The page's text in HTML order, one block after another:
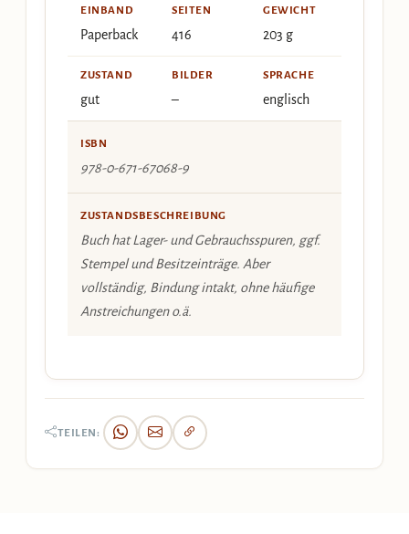
EINBAND
Paperback
SEITEN
416
GEWICHT
203 g
ZUSTAND
gut
BILDER
–
SPRACHE
englisch
ISBN
978-0-671-67068-9
ZUSTANDSBESCHREIBUNG
Buch hat Lager- und Gebrauchsspuren, ggf.
Stempel und Besitzeinträge. Aber
vollständig, Bindung intakt, ohne häufige
Anstreichungen o.ä.
TEILEN: